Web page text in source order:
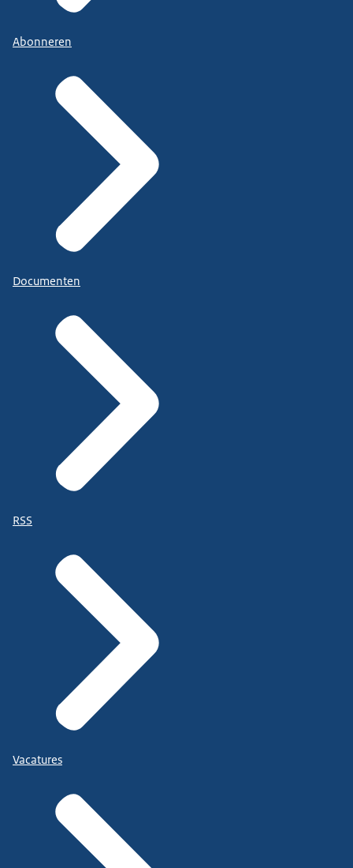
Abonneren
Documenten
RSS
Vacatures